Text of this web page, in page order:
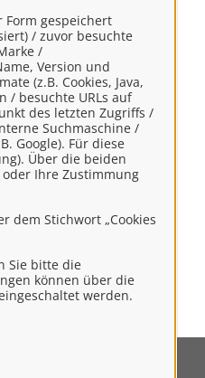
Form gespeichert
/ zuvor besuchte
/
Version und
(z.B. Cookies, Java,
/ besuchte URLs auf
des letzten Zugriffs /
Suchmaschine /
Google). Für diese
Über die beiden
Ihre Zustimmung
dem Stichwort „Cookies
Sie bitte die
können über die
werden.
Login
und